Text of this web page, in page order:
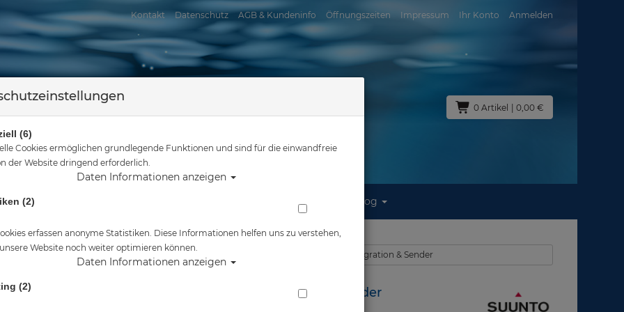
Kontakt Datenschutz AGB & Kundeninfo Öffnungszeiten Impressum Ihr Konto Anmelden
0 Artikel | 0,00 €
Reisen Blog
Tauchausrüstung Suunto - Nautic - Tauchcomputer inkl. Tank Pod Sender
Alle Artikel zeigen aus: Tauchcomputer mit Gasintegration & Sender
Suunto - Nautic - Tauchcomputer inkl. Tank Pod Sender
(6)
Cookies ermöglichen grundlegende Funktionen und sind für die einwandfreie
der Website dringend erforderlich.
Daten Informationen anzeigen
(2)
erfassen anonyme Statistiken. Diese Informationen helfen uns zu verstehen,
Website noch weiter optimieren können.
Daten Informationen anzeigen
(2)